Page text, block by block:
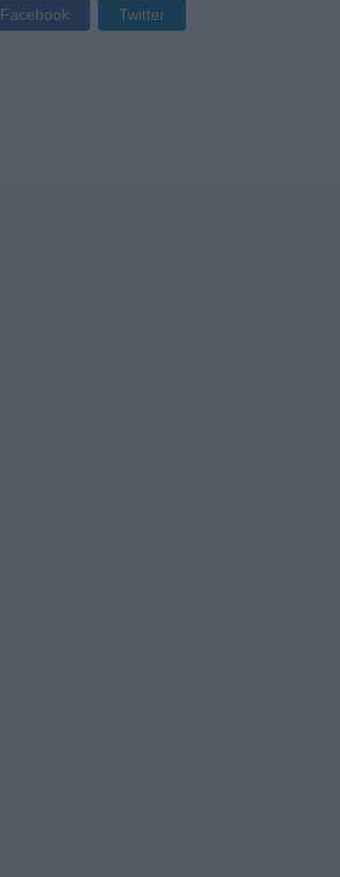
Facebook Twitter